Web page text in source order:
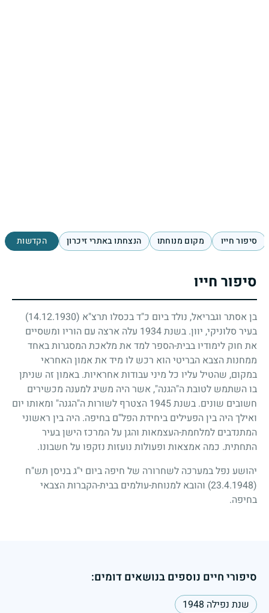
סיפור חייו מקום מנוחתו הנצחתו באתרי זיכרון הקדשות
סיפור חייו
בן אסתר וגבריאל, נולד ביום כ"ד בכסלו תרצ"א (14.12.1930)
בעיר סלוניקי, יוון. בשנת1934 עלה ארצה עם הוריו ומשסיים
את חוק לימודיו בבית-הספר למד את מלאכת המסגרות באחד
ממחנות הצבא הבריטי הוא רכש לו מיד את אמון האחראי
במקום, שהטיל עליו כל מיני עבודות אחראיות. באמון זה שניתן
בו השתמש לטובת ה"הגנה", אשר היה משיג למענה מכשירים
חשובים שונים. בשנת1945 הצטרף לשורות ה"הגנה" ומאותו יום
ואילך היה בין הפעילים ביחידת הפל"ם בחיפה. היה בין ראשוני
המתנדבים למלחמת-העצמאות והגן על המרכז הישן בעיר
התחתית. כמה אמצאות ופעולות נועזות נזקפו על חשבונו.
יהושע נפל במערכה לשחרורה של חיפה ביום י"ג בניסן תש"ח
(23.4.1948)
והובא למנוחת-עולמים בבית-הקברות הצבאי
בחיפה.
סיפורי חיים נוספים בנושאים דומים:
שנת נפילה 1948